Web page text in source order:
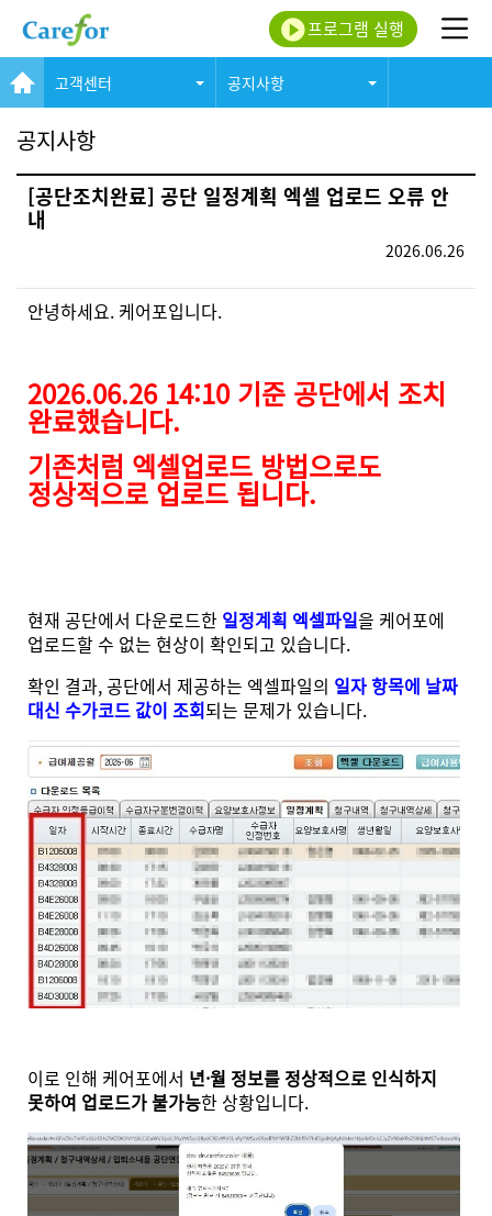
프로그램 실행
고객센터 공지사항
공지사항
[공단조치완료] 공단 일정계획 엑셀 업로드 오류 안
내
2026.06.26
안녕하세요. 케어포입니다.
2026.06.26 14:10 기준 공단에서 조치
완료했습니다.
기존처럼 엑셀업로드 방법으로도
정상적으로 업로드 됩니다.
현재 공단에서 다운로드한 일정계획 엑셀파일을 케어포에
업로드할 수 없는 현상이 확인되고 있습니다.
확인 결과, 공단에서 제공하는 엑셀파일의 일자 항목에 날짜
대신 수가코드 값이 조회되는 문제가 있습니다.
이로 인해 케어포에서 년·월 정보를 정상적으로 인식하지
못하여 업로드가 불가능한 상황입니다.